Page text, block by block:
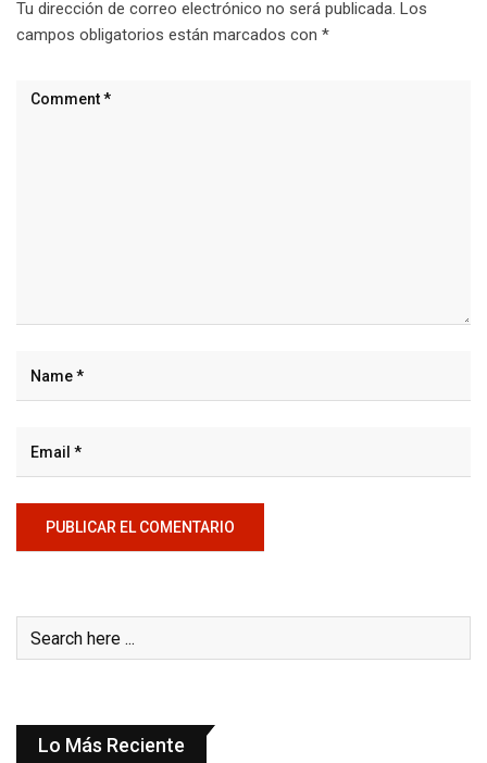
Tu dirección de correo electrónico no será publicada. Los
campos obligatorios están marcados con *
Lo Más Reciente